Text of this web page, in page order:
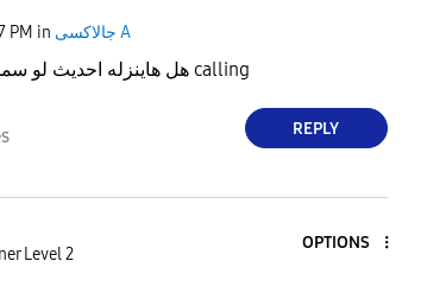
PM in جالاكسى A
هل هاينزله احديث لو سمحتم بالواي فاي calling
REPLY
Level 2
OPTIONS